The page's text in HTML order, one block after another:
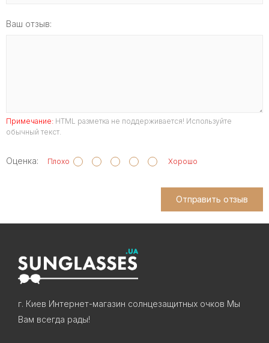
Ваш отзыв:
Примечание: HTML разметка не поддерживается! Используйте
обычный текст.
Оценка: Плохо Хорошо
Отправить отзыв
г. Киев Интернет-магазин солнцезащитных очков Мы
Вам всегда рады!